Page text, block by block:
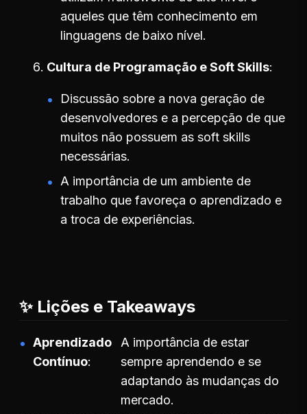
aqueles que têm conhecimento em
linguagens de baixo nível.
Cultura de Programação e Soft Skills
Discussão sobre a nova geração de
desenvolvedores e a percepção de que
muitos não possuem as soft skills
necessárias.
A importância de um ambiente de
trabalho que favoreça o aprendizado e
a troca de experiências.
✨ Lições e Takeaways
Aprendizado
Contínuo
A importância de estar
sempre aprendendo e se
adaptando às mudanças do
mercado.